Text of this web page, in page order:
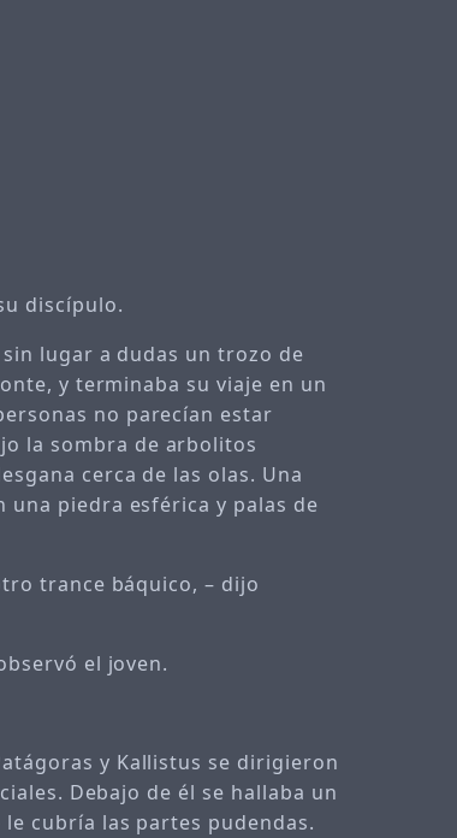
discípulo.
lugar a dudas un trozo de
y terminaba su viaje en un
no parecían estar
la sombra de arbolitos
cerca de las olas. Una
piedra esférica y palas de
trance báquico, – dijo
el joven.
y Kallistus se dirigieron
Debajo de él se hallaba un
cubría las partes pudendas.